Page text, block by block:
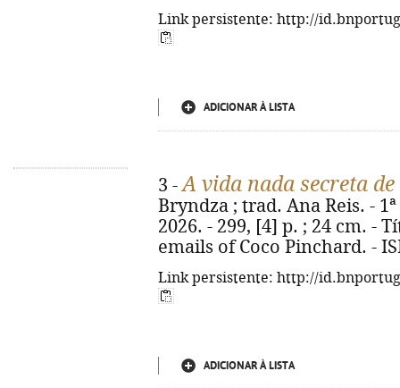
Link persistente: http://
ADICIONAR À LISTA
3 -A vida nada secreta
Bryndza ; trad. Ana Reis. -
2026. - 299, [4] p. ; 24 cm. -
emails of Coco Pinchard. -
Link persistente: http://
ADICIONAR À LISTA